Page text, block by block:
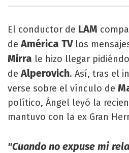
El conductor de LAM
deAmérica TVlos
Mirra le hizo llegar
deAlperovich. Así, tras el
verse sobre el vínculo de
político, Ángel leyó la
mantuvo con la ex Gran
"Cuando no expuse mi